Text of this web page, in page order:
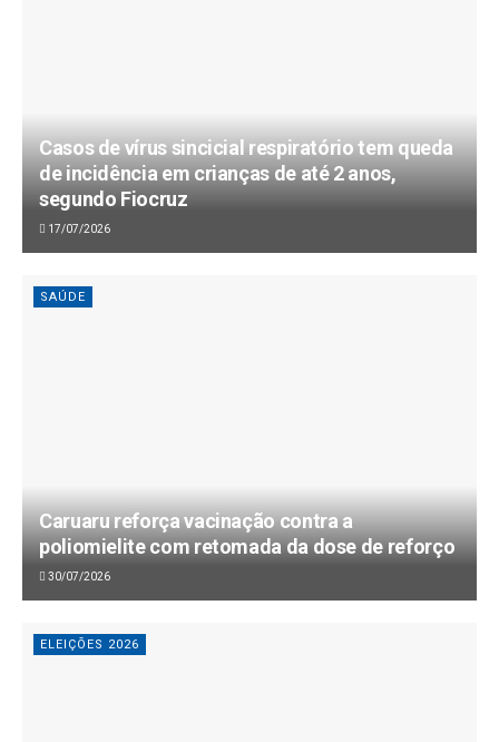
Casos de vírus sincicial respiratório tem queda
de incidência em crianças de até 2 anos,
segundo Fiocruz
17/07/2026
SAÚDE
Caruaru reforça vacinação contra a
poliomielite com retomada da dose de reforço
30/07/2026
ELEIÇÕES 2026